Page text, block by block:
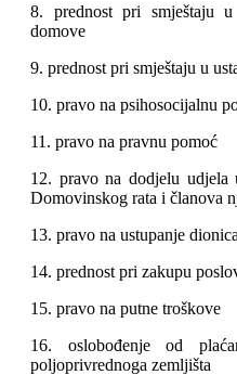
8. prednost pri smještaju u
domove
9. prednost pri smještaju u
10. pravo na psihosocijalnu
11. pravo na pravnu pomoć
12. pravo na dodjelu
Domovinskog rata i članova
13. pravo na ustupanje dionica
14. prednost pri zakupu
15. pravo na putne troškove
16. oslobođenje od
poljoprivrednoga zemljišta